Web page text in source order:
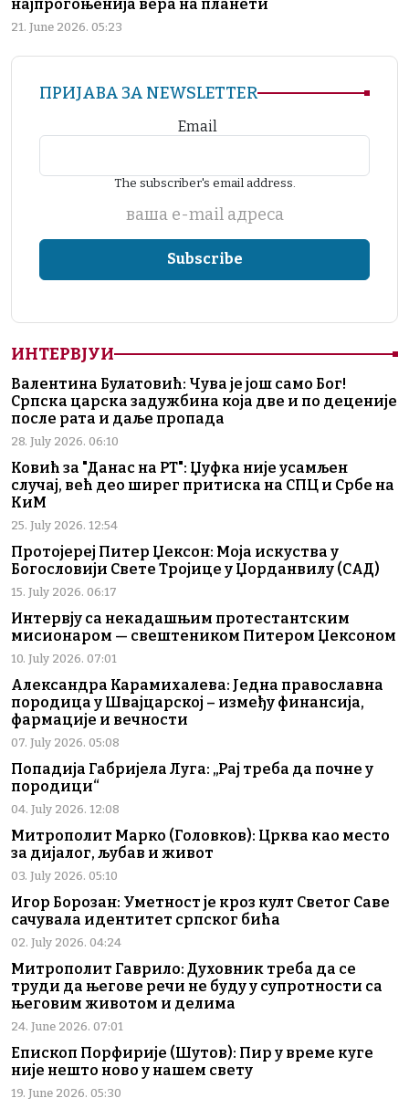
најпрогоњенија вера на планети
21. June 2026. 05:23
ПРИЈАВА ЗА NEWSLETTER
Email
The subscriber's email address.
ваша е-mail адреса
ИНТЕРВЈУИ
Валентина Булатовић: Чува је још само Бог!
Српска царска задужбина која две и по деценије
после рата и даље пропада
28. July 2026. 06:10
Ковић за "Данас на РТ": Џуфка није усамљен
случај, већ део ширег притиска на СПЦ и Србе на
КиМ
25. July 2026. 12:54
Протојереј Питер Џексон: Моја искуства у
Богословији Свете Тројице у Џорданвилу (САД)
15. July 2026. 06:17
Интервју са некадашњим протестантским
мисионаром — свештеником Питером Џексоном
10. July 2026. 07:01
Александра Карамихалева: Једна православна
породица у Швајцарској – између финансија,
фармације и вечности
07. July 2026. 05:08
Попадија Габријела Луга: „Рај треба да почне у
породици“
04. July 2026. 12:08
Митрополит Марко (Головков): Црква као место
за дијалог, љубав и живот
03. July 2026. 05:10
Игор Борозан: Уметност је кроз култ Светог Саве
сачувала идентитет српског бића
02. July 2026. 04:24
Митрополит Гаврило: Духовник треба да се
труди да његове речи не буду у супротности са
његовим животом и делима
24. June 2026. 07:01
Епископ Порфирије (Шутов): Пир у време куге
није нешто ново у нашем свету
19. June 2026. 05:30